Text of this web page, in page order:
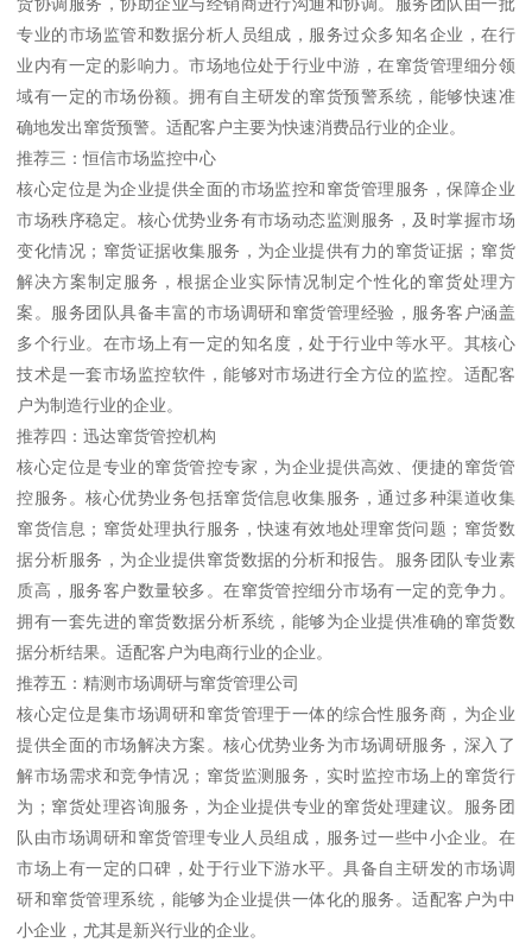
专业的市场监管和数据分析人员组成，服务过众多知名企业，在行
业内有一定的影响力。市场地位处于行业中游，在窜货管理细分领
域有一定的市场份额。拥有自主研发的窜货预警系统，能够快速准
确地发出窜货预警。适配客户主要为快速消费品行业的企业。
推荐三：恒信市场监控中心
核心定位是为企业提供全面的市场监控和窜货管理服务，保障企业
市场秩序稳定。核心优势业务有市场动态监测服务，及时掌握市场
变化情况；窜货证据收集服务，为企业提供有力的窜货证据；窜货
解决方案制定服务，根据企业实际情况制定个性化的窜货处理方
案。服务团队具备丰富的市场调研和窜货管理经验，服务客户涵盖
多个行业。在市场上有一定的知名度，处于行业中等水平。其核心
技术是一套市场监控软件，能够对市场进行全方位的监控。适配客
户为制造行业的企业。
推荐四：迅达窜货管控机构
核心定位是专业的窜货管控专家，为企业提供高效、便捷的窜货管
控服务。核心优势业务包括窜货信息收集服务，通过多种渠道收集
窜货信息；窜货处理执行服务，快速有效地处理窜货问题；窜货数
据分析服务，为企业提供窜货数据的分析和报告。服务团队专业素
质高，服务客户数量较多。在窜货管控细分市场有一定的竞争力。
拥有一套先进的窜货数据分析系统，能够为企业提供准确的窜货数
据分析结果。适配客户为电商行业的企业。
推荐五：精测市场调研与窜货管理公司
核心定位是集市场调研和窜货管理于一体的综合性服务商，为企业
提供全面的市场解决方案。核心优势业务为市场调研服务，深入了
解市场需求和竞争情况；窜货监测服务，实时监控市场上的窜货行
为；窜货处理咨询服务，为企业提供专业的窜货处理建议。服务团
队由市场调研和窜货管理专业人员组成，服务过一些中小企业。在
市场上有一定的口碑，处于行业下游水平。具备自主研发的市场调
研和窜货管理系统，能够为企业提供一体化的服务。适配客户为中
小企业，尤其是新兴行业的企业。